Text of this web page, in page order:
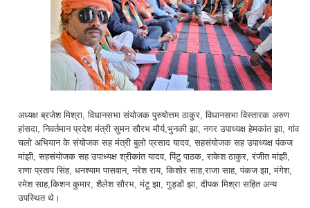
अध्यक्ष ब्रजेश मिश्रा, विधानसभा संयोजक पुरुषोत्तम ठाकुर, विधानसभा विस्तारक अरुण
हांसदा, निवर्तमान प्रदेश मंत्री सुमन सौरभ मौर्य,भुनकी झा, नगर उपाध्यक्ष हेमकांत झा, गांव
चलो अभियान के संयोजक सह मंत्री बुलो प्रसाद यादव, सहसंयोजक सह उपाध्यक्ष पंकज
मांझी, सहसंयोजक सह उपाध्यक्ष श्रीकांत यादव, पिंटु पाठक, राकेश ठाकुर, रंजीत मांझी,
राणा प्रताप सिंह, धनश्याम पासवान, नरेश राय, किशोर साह,राजा साह, पंकज झा, मंगेश,
रमेश साह,किशन कुमार, शैलेश सौरभ, मंटू झा, गुड्डों झा, दीपक मिश्रा सहित अन्य
उपस्थित थे।